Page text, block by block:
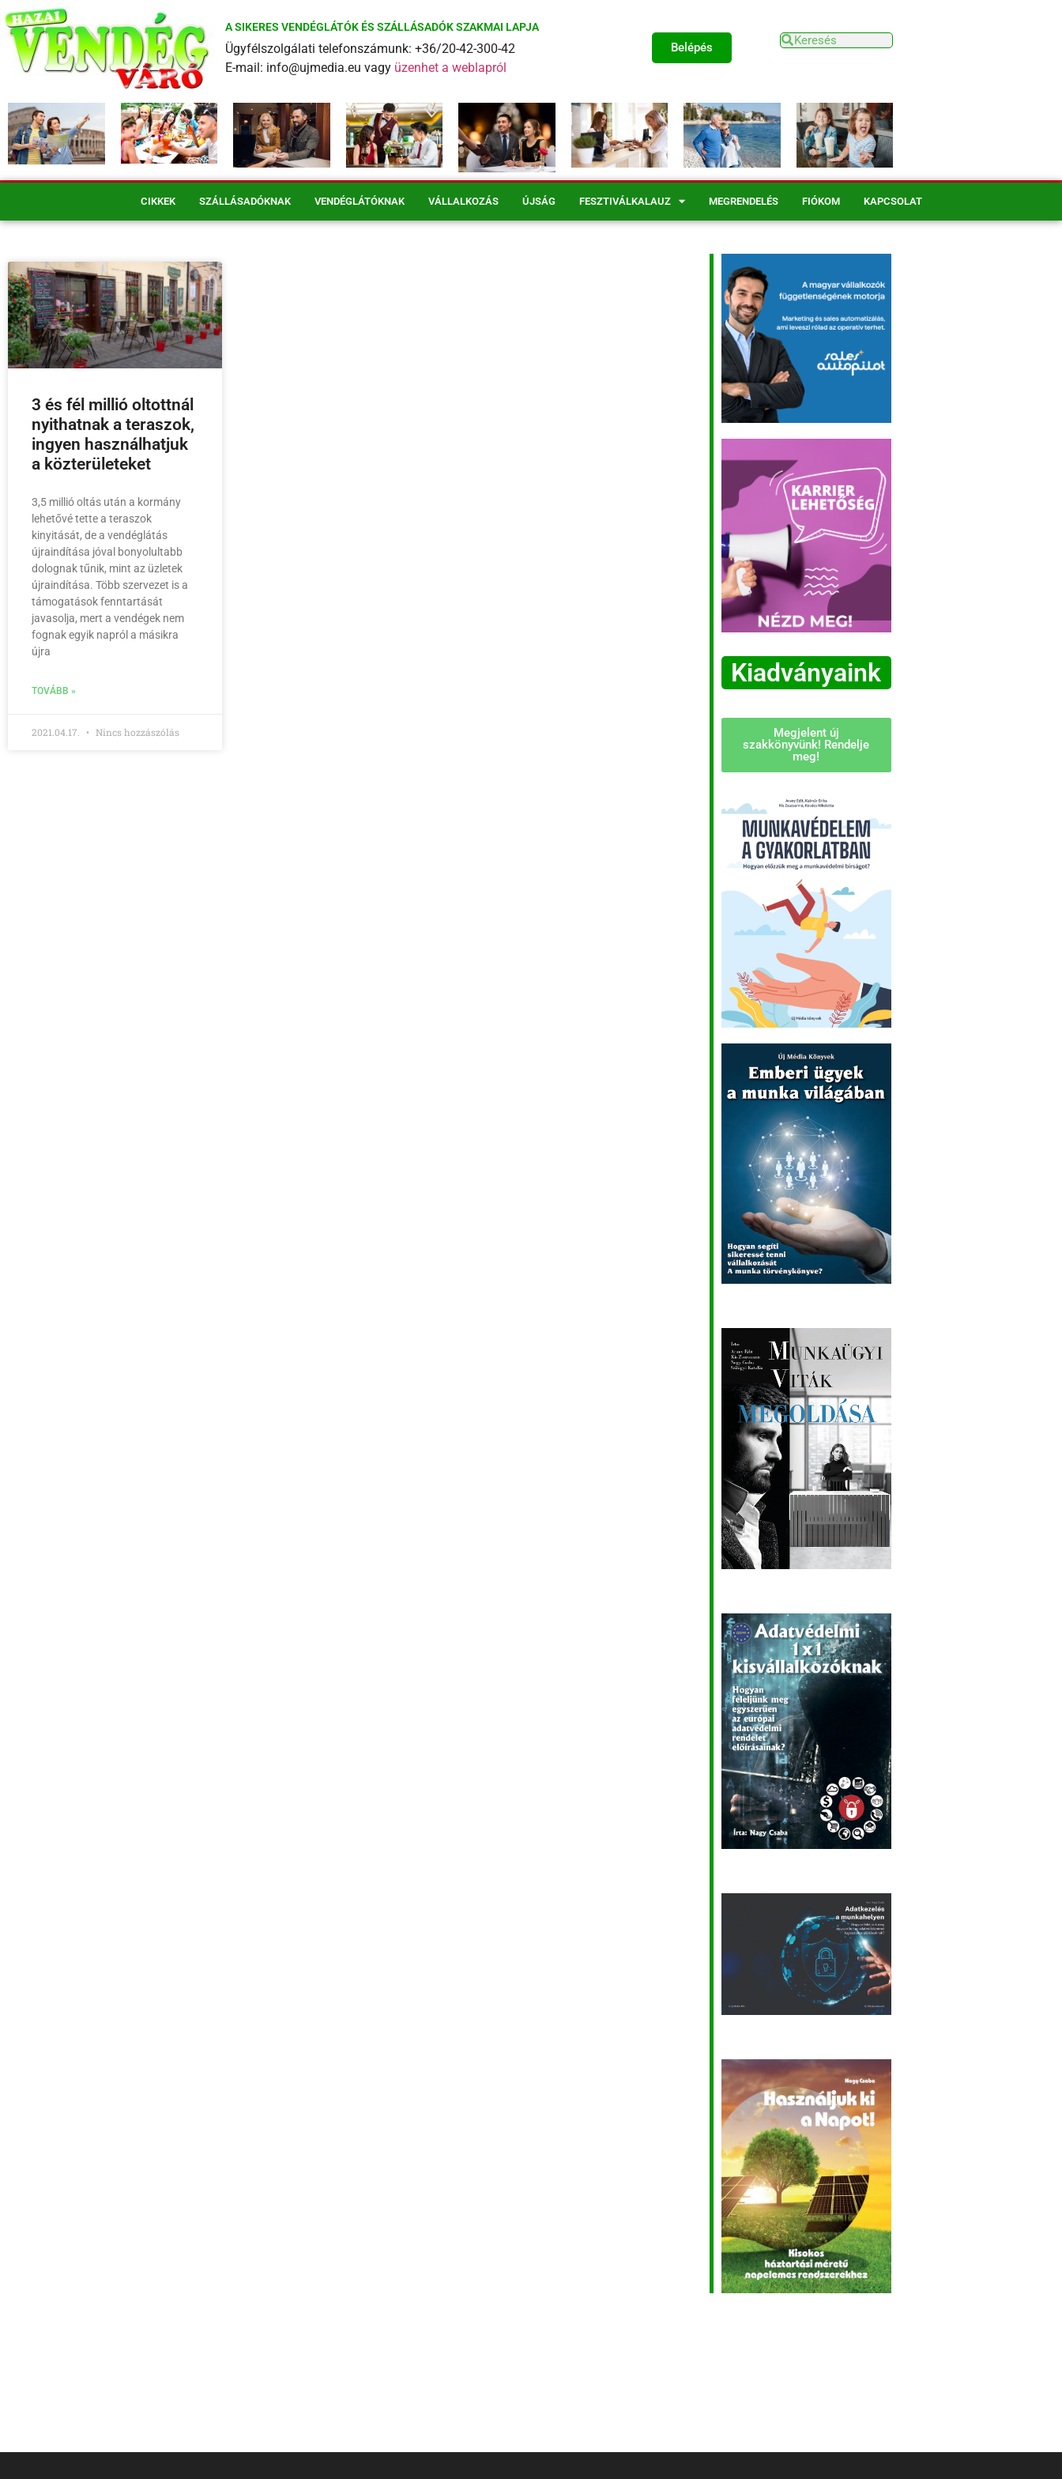
A SIKERES VENDÉGLÁTÓK ÉS SZÁLLÁSADÓK SZAKMAI LAPJA
Ügyfélszolgálati telefonszámunk: +36/20-42-300-42
E-mail: info@ujmedia.eu vagy üzenhet a weblapról
Belépés
CIKKEK SZÁLLÁSADÓKNAK VENDÉGLÁTÓKNAK VÁLLALKOZÁS ÚJSÁG FESZTIVÁLKALAUZ MEGRENDELÉS FIÓKOM KAPCSOLAT
3 és fél millió oltottnál
nyithatnak a teraszok,
ingyen használhatjuk
a közterületeket
3,5 millió oltás után a kormány
lehetővé tette a teraszok
kinyitását, de a vendéglátás
újraindítása jóval bonyolultabb
dolognak tűnik, mint az üzletek
újraindítása. Több szervezet is a
támogatások fenntartását
javasolja, mert a vendégek nem
fognak egyik napról a másikra
újra
TOVÁBB »
2021.04.17. Nincs hozzászólás
Kiadványaink
Megjelent új
szakkönyvünk! Rendelje
meg!